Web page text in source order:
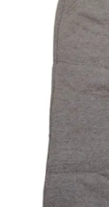
Κορίτσι
Εσώρουχα
Είδη Παρέλασης
Σχετικά με εμάς
Καλάθι